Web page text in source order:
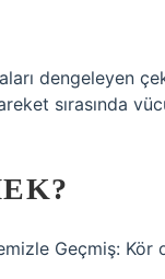
dengeleyen
sırasında
Geçmiş: Kör